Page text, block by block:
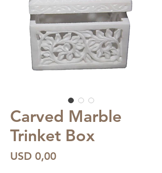
Carved Marble
Trinket Box
USD 0,00Price